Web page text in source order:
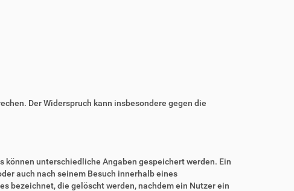
Der Widerspruch kann insbesondere gegen die
können unterschiedliche Angaben gespeichert werden. Ein
auch nach seinem Besuch innerhalb eines
bezeichnet, die gelöscht werden, nachdem ein Nutzer ein